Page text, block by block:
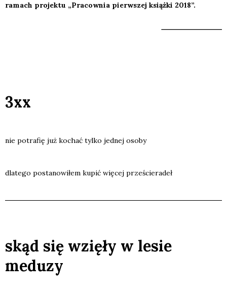
ramach projektu „Pracownia pierwszej książki 2018”.
3xx
nie potra­fię już kochać tyl­ko jed­nej oso­by
dla­te­go posta­no­wi­łem kupić wię­cej prze­ście­ra­deł
skąd się wzięły w lesie
meduzy